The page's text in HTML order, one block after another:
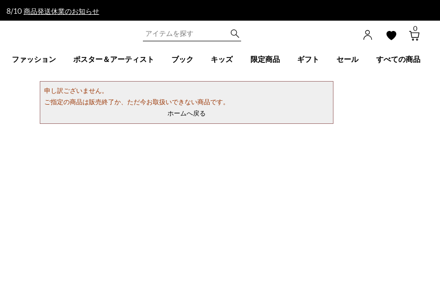
8/10 商品発送休業のお知らせ
0
ファッション ポスター＆アーティスト ブック キッズ 限定商品 ギフト セール すべての商品
申し訳ございません。
ご指定の商品は販売終了か、ただ今お取扱いできない商品です。
ホームへ戻る